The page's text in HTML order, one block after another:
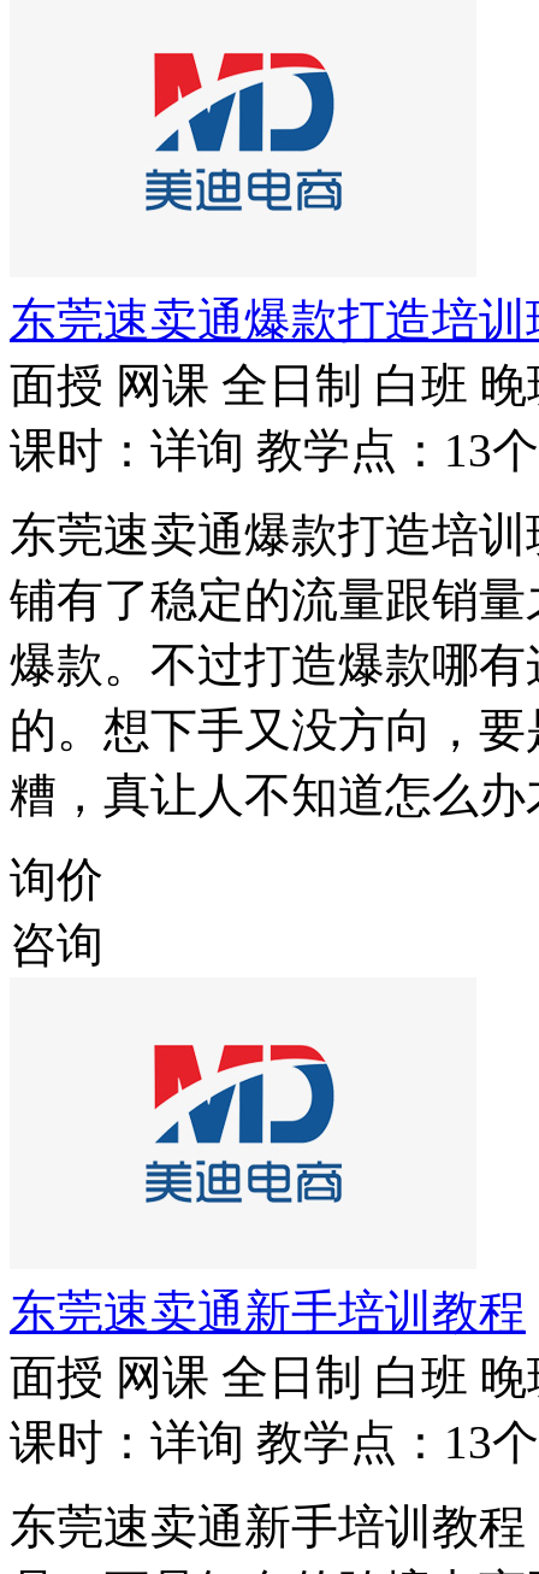
东莞速卖通爆款打造培训
面授 网课 全日制 白班 晚
课时：详询 教学点：13个
东莞速卖通爆款打造培
铺有了稳定的流量跟销
爆款。不过打造爆款哪
的。想下手又没方向，
糟，真让人不知道怎么办
询价
咨询
东莞速卖通新手培训教程
面授 网课 全日制 白班 晚
课时：详询 教学点：13个
东莞速卖通新手培训教